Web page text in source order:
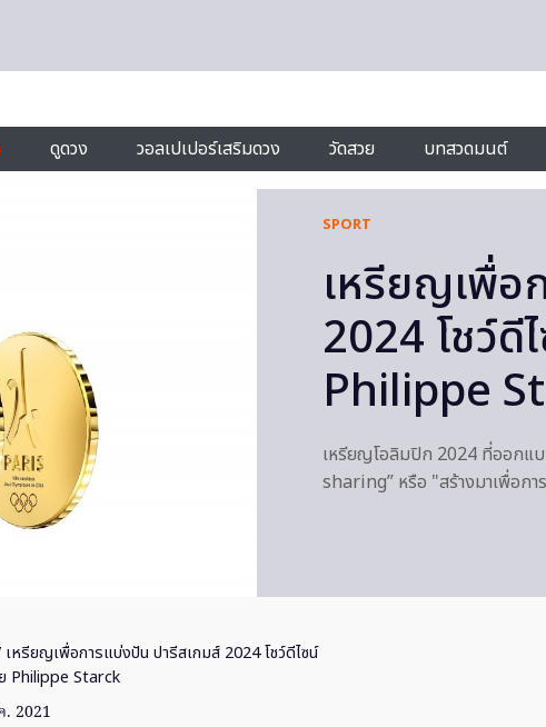
ดูดวง วอลเปเปอร์เสริมดวง วัดสวย บทสวดมนต์
SPORT
เหรียญเพื่อ
2024 โชว์ดี
Philippe
เหรียญโอลิมปิก 2024 ที่ออกแ
sharing” หรือ "สร้างมาเพื่อก
เหรียญเพื่อการแบ่งปัน ปารีสเกมส์ 2024 โชว์ดีไซน์
Philippe Starck
. 2021